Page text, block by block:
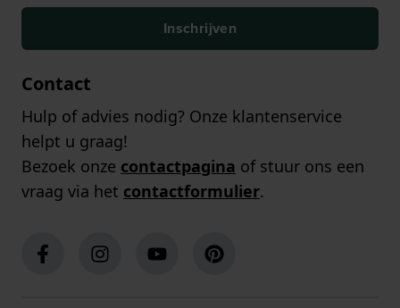
Inschrijven
Contact
Hulp of advies nodig? Onze klantenservice
helpt u graag!
Bezoek onze contactpagina of stuur ons een
vraag via het contactformulier.